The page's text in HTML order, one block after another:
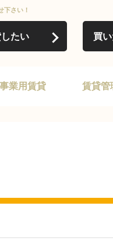
下さい！
たい 買
事業用賃貸 賃貸管